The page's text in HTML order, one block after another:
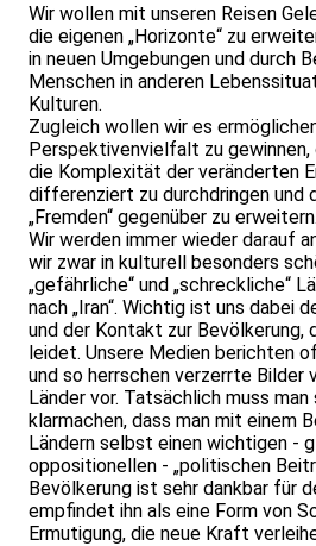
Wir wollen mit unseren Reisen
die eigenen „Horizonte“ zu
in neuen Umgebungen und durch
Menschen in anderen
Kulturen.
Zugleich wollen wir es
Perspektivenvielfalt zu
die Komplexität der veränderten
differenziert zu durchdringen und
„Fremden“ gegenüber zu erweitern.
Wir werden immer wieder darauf
wir zwar in kulturell besonders
„gefährliche“ und „schreckliche“
nach „Iran“. Wichtig ist uns dabei
und der Kontakt zur Bevölkerung,
leidet. Unsere Medien berichten
und so herrschen verzerrte Bilder
Länder vor. Tatsächlich muss man
klarmachen, dass man mit einem
Ländern selbst einen wichtigen -
oppositionellen - „politischen
Bevölkerung ist sehr dankbar für
empfindet ihn als eine Form von
Ermutigung, die neue Kraft